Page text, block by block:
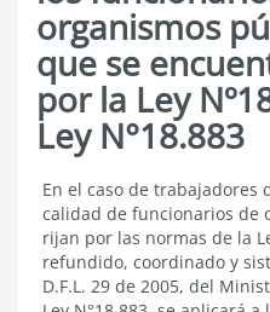
organismos
que se
por la Ley
Ley N°18.883
3.1.10.4
Situación
especial
de
los
funcionarios
En el caso de trabajadores
calidad de funcionarios de
rijan por las normas de la
refundido, coordinado y
D.F.L. 29 de 2005, del